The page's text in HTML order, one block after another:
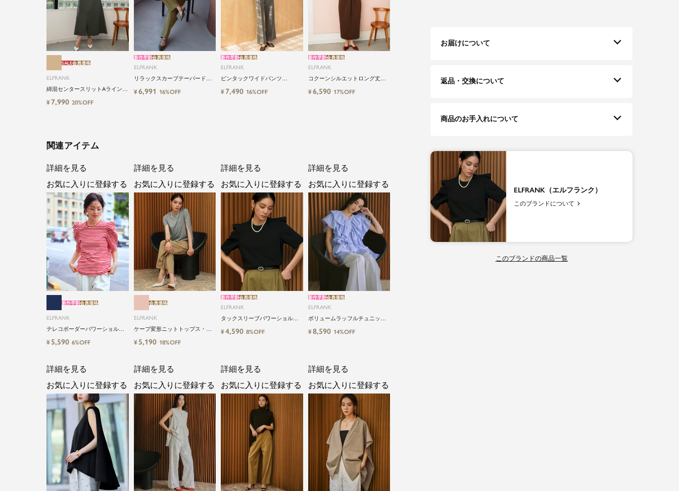
ELFRANK
綿混センタースリットAラインロ
ングスカート
SALE会員価格
¥7,990 20%OFF
ELFRANK
リラックスカーブテーパードタ
ックパンツ Washable
新作早割会員価格
¥6,991 16%OFF
ELFRANK
ピンタックワイドパンツ
Washable
新作早割会員価格
¥7,490 16%OFF
ELFRANK
コクーンシルエットロング丈ス
カート
新作早割会員価格
¥6,590 17%OFF
関連アイテム
ELFRANK
テレコボーダーパワーショルダ
ー五分袖カットソー Washable
新作早割会員価格
¥5,590 6%OFF
詳細を見る
お気に入りに登録する
ELFRANK
ケープ変形ニットトップス・プ
ルオーバー
会員価格
¥5,190 18%OFF
詳細を見る
お気に入りに登録する
ELFRANK
タックスリーブパワーショルダ
ーカットソー Washable
新作早割会員価格
¥4,590 8%OFF
詳細を見る
お気に入りに登録する
ELFRANK
ボリュームラッフルチュニック
ブラウス Washable
新作早割会員価格
¥8,590 14%OFF
詳細を見る
お気に入りに登録する
詳細を見る
お気に入りに登録する
詳細を見る
お気に入りに登録する
詳細を見る
お気に入りに登録する
詳細を見る
お気に入りに登録する
お届けについて
返品・交換について
商品のお手入れについて
ELFRANK（エルフランク）
このブランドについて
このブランドの商品一覧